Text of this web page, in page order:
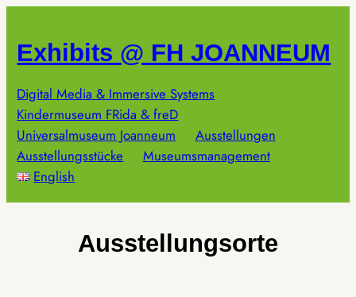
springen
Exhibits @ FH JOANNEUM
Digital Media & Immersive Systems
Kindermuseum FRida & freD
Universalmuseum Joanneum
Ausstellungen
Ausstellungsstücke
Museumsmanagement
English
Ausstellungsorte